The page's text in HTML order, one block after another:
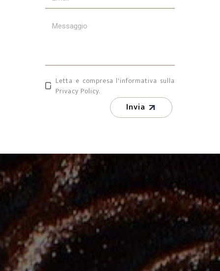
Letta e compresa l'informativa sulla
Privacy Policy.
Invia